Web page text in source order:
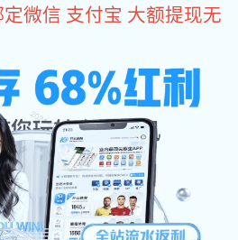
心 案例展示 6t体育资讯 联系6t体育
合金压铸正向着哪方面发展
正向着哪方面发展